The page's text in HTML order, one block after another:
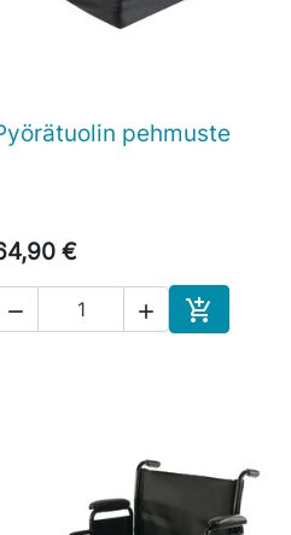
 Pikakatselu
pehmuste
€
  
Ostoskoriin